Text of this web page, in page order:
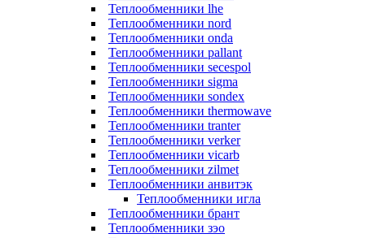
Теплообменники lhe
Теплообменники nord
Теплообменники onda
Теплообменники pallant
Теплообменники secespol
Теплообменники sigma
Теплообменники sondex
Теплообменники thermowave
Теплообменники tranter
Теплообменники verker
Теплообменники vicarb
Теплообменники zilmet
Теплообменники анвитэк
Теплообменники игла
Теплообменники брант
Теплообменники зэо